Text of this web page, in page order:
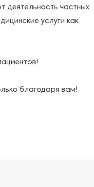
деятельность частных
услуги как
благодаря вам!